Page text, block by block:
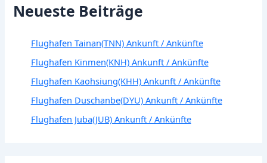
Neueste Beiträge
Flughafen Tainan(TNN) Ankunft / Ankünfte
Flughafen Kinmen(KNH) Ankunft / Ankünfte
Flughafen Kaohsiung(KHH) Ankunft / Ankünfte
Flughafen Duschanbe(DYU) Ankunft / Ankünfte
Flughafen Juba(JUB) Ankunft / Ankünfte